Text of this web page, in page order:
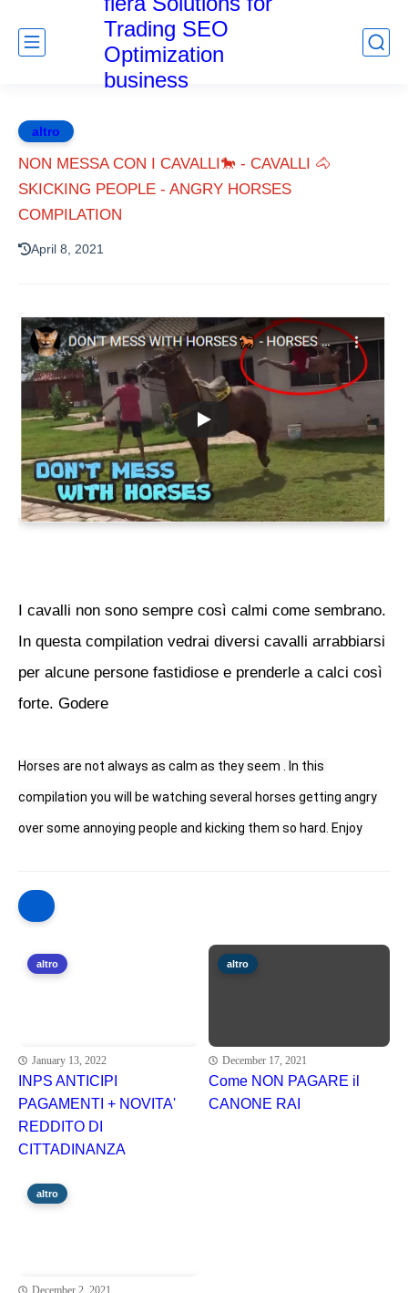
Trading SEO
Optimization
business
altro
NON MESSA CON I CAVALLI🐎 - CAVALLI 🐴
SKICKING PEOPLE - ANGRY HORSES
COMPILATION
April 8, 2021
I cavalli non sono sempre così calmi come sembrano.
In questa compilation vedrai diversi cavalli arrabbiarsi
per alcune persone fastidiose e prenderle a calci così
forte. Godere
Horses are not always as calm as they seem . In this
compilation you will be watching several horses getting angry
over some annoying people and kicking them so hard. Enjoy
altro
January 13, 2022
INPS ANTICIPI
PAGAMENTI + NOVITA'
REDDITO DI
CITTADINANZA
altro
December 17, 2021
Come NON PAGARE il
CANONE RAI
altro
December 2, 2021